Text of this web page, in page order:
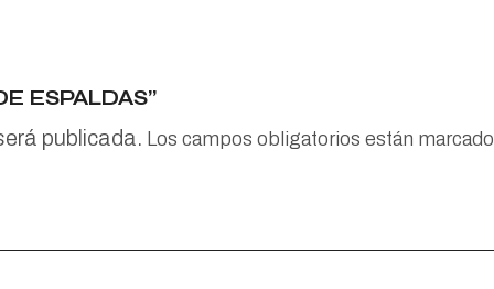
ESPALDAS”
publicada. Los campos obligatorios están